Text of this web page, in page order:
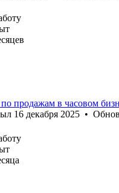
продажам в часовом
16 декабря 2025 •